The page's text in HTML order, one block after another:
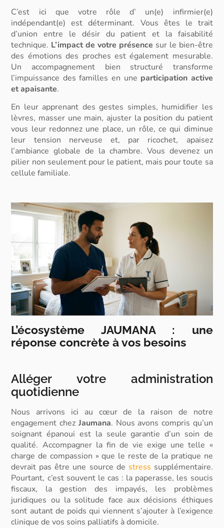
C’est ici que votre rôle d’ un(e) infirmier(e)
indépendant(e) est déterminant. Vous êtes le trait
d’unionentre le désir du patient et la faisabilité
technique. L’impact de votre présence sur le bien-être
des émotions des proches est également mesurable.
Un accompagnement bien structuré transforme
l’impuissance des familles en une participation active
et apaisante.
En leur apprenant des gestes simples, humidifier les
lèvres, masser une main, ajuster la position du patient
vous leur redonnez une place, un rôle, ce qui diminue
leur tension nerveuse et, par ricochet, apaisez
l’ambiance globale de la chambre. Vous devenez un
pilier non seulement pour le patient, mais pour toute sa
cellule familiale.
L’écosystème JAUMANA : une
réponse concrète à vos besoins
Alléger votre administration
quotidienne
Nous arrivons ici au cœur de la raison de notre
engagement chez Jaumana. Nous avons compris qu’un
soignant épanoui est la seule garantie d’un soin de
qualité. Accompagner la fin de vie exige une telle «
charge de compassion » que le reste de la pratique ne
devrait pas être une source de stress supplémentaire.
Pourtant, c’est souvent le cas : la paperasse, les soucis
fiscaux, lagestion des impayés, les problèmes
juridiques ou la solitude face aux décisions éthiques
sont autant de poids qui viennent s’ajouter à l’exigence
clinique de vos soins palliatifs à domicile.